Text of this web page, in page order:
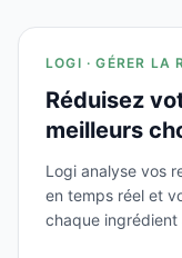
LOGI · GÉRER LA
Réduisez
meilleurs
Logi analyse vos
en temps réel et
chaque